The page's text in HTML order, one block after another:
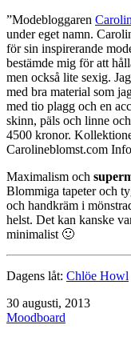
”Modebloggaren
under eget namn.
för sin inspirerande
bestämde mig för att
men också lite sexig.
med bra material som
med tio plagg och en
skinn, päls och linne
4500 kronor.
Carolineblomst.com
Maximalism och
Blommiga tapeter och
och handkräm i
helst. Det kan kanske
minimalist 🙂
Dagens låt: Chlöe Howl
Publicerat
den
30 augusti, 2013
Kategoriserat
Moodboard